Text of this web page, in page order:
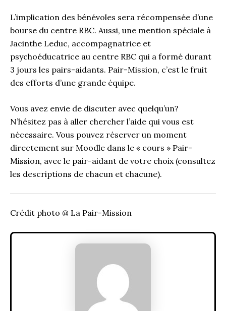
L’implication des bénévoles sera récompensée d’une
bourse du centre RBC. Aussi, une mention spéciale à
Jacinthe Leduc, accompagnatrice et
psychoéducatrice au centre RBC qui a formé durant
3 jours les pairs-aidants. Pair-Mission, c’est le fruit
des efforts d’une grande équipe.
Vous avez envie de discuter avec quelqu’un?
N’hésitez pas à aller chercher l’aide qui vous est
nécessaire. Vous pouvez réserver un moment
directement sur Moodle dans le « cours » Pair-
Mission, avec le pair-aidant de votre choix (consultez
les descriptions de chacun et chacune).
Crédit photo @ La Pair-Mission